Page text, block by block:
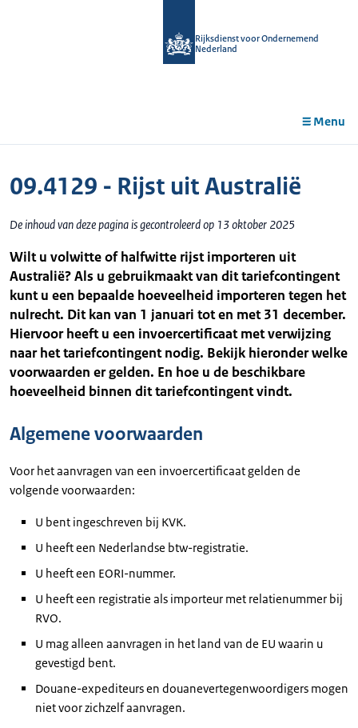
Rijksdienst voor Ondernemend
Nederland
Menu
09.4129 - Rijst uit Australië
De inhoud van deze pagina is gecontroleerd op 13 oktober 2025
Wilt u volwitte of halfwitte rijst importeren uit
Australië? Als u gebruikmaakt van dit tariefcontingent
kunt u een bepaalde hoeveelheid importeren tegen het
nulrecht. Dit kan van 1 januari tot en met 31 december.
Hiervoor heeft u een invoercertificaat met verwijzing
naar het tariefcontingent nodig. Bekijk hieronder welke
voorwaarden er gelden. En hoe u de beschikbare
hoeveelheid binnen dit tariefcontingent vindt.
Algemene voorwaarden
Voor het aanvragen van een invoercertificaat gelden de
volgende voorwaarden:
U bent ingeschreven bij KVK.
U heeft een Nederlandse btw-registratie.
U heeft een EORI-nummer.
U heeft een registratie als importeur met relatienummer bij
RVO.
U mag alleen aanvragen in het land van de EU waarin u
gevestigd bent.
Douane-expediteurs en douanevertegenwoordigers mogen
niet voor zichzelf aanvragen.